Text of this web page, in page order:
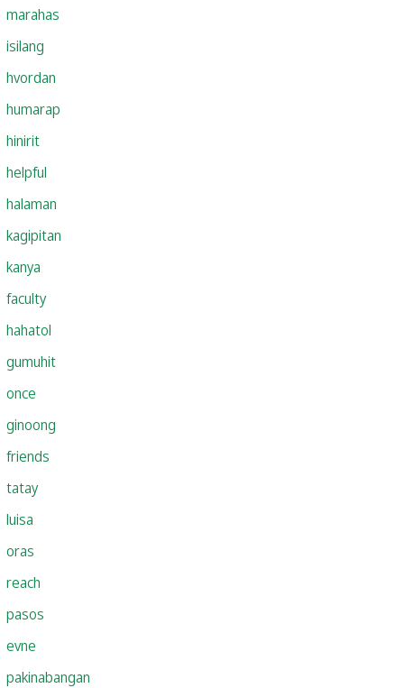
marahas
isilang
hvordan
humarap
hinirit
helpful
halaman
kagipitan
kanya
faculty
hahatol
gumuhit
once
ginoong
friends
tatay
luisa
oras
reach
pasos
evne
pakinabangan